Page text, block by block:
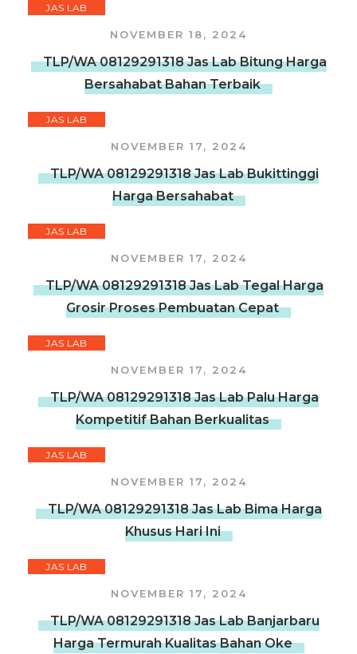
JAS LAB
NOVEMBER 18, 2024
TLP/WA 08129291318 Jas Lab Bitung Harga
Bersahabat Bahan Terbaik
JAS LAB
NOVEMBER 17, 2024
TLP/WA 08129291318 Jas Lab Bukittinggi
Harga Bersahabat
JAS LAB
NOVEMBER 17, 2024
TLP/WA 08129291318 Jas Lab Tegal Harga
Grosir Proses Pembuatan Cepat
JAS LAB
NOVEMBER 17, 2024
TLP/WA 08129291318 Jas Lab Palu Harga
Kompetitif Bahan Berkualitas
JAS LAB
NOVEMBER 17, 2024
TLP/WA 08129291318 Jas Lab Bima Harga
Khusus Hari Ini
JAS LAB
NOVEMBER 17, 2024
TLP/WA 08129291318 Jas Lab Banjarbaru
Harga Termurah Kualitas Bahan Oke